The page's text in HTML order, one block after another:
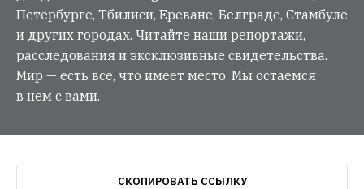
Петербурге, Тбилиси, Ереване, Белграде, Стамбуле
и других городах. Читайте наши репортажи,
расследования и эксклюзивные свидетельства.
Мир — есть все, что имеет место. Мы остаемся
в нем с вами.
СКОПИРОВАТЬ ССЫЛКУ